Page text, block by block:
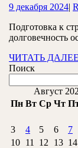
9 декабря 20249|
Подготовка к
долговечность
ЧИТАТЬ ДАЛЕЕ
Поиск
Август
Пн Вт Ср Чт
3
4 5 6 7
10 11 12 13 14